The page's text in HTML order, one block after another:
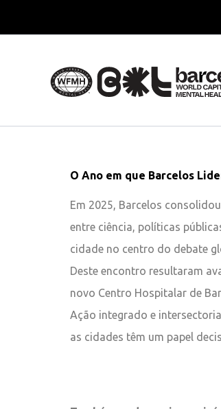
to
O Ano em que Barcelos
Em 2025, Barcelos
entre ciência, políticas
cidade no centro do debate
Deste encontro resultaram
novo Centro Hospitalar de
Ação integrado e
as cidades têm um papel